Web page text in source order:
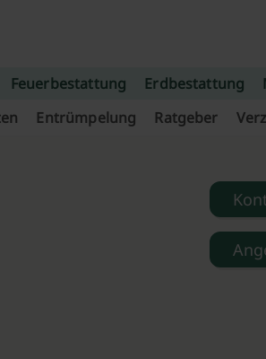
Feuerbestattung Erdbestattung
Entrümpelung Ratgeber